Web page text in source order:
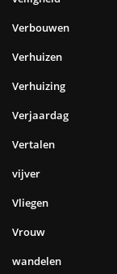
Verbouwen
Verhuizen
Verhuizing
Verjaardag
Vertalen
vijver
Vliegen
Vrouw
wandelen